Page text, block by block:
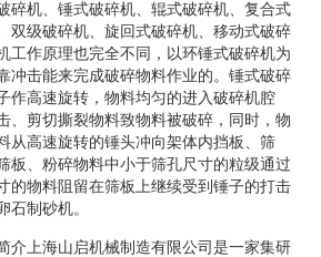
碎机、锤式破碎机、辊式破碎机、复合式
双级破碎机、旋回式破碎机、移动式破碎
工作原理也完全不同，以环锤式破碎机为
冲击能来完成破碎物料作业的。锤式破碎
作高速旋转，物料均匀的进入破碎机腔
、剪切撕裂物料致物料被破碎，同时，物
从高速旋转的锤头冲向架体内挡板、筛
板、粉碎物料中小于筛孔尺寸的粒级通过
的物料阻留在筛板上继续受到锤子的打击
石制砂机。
介上海山启机械制造有限公司是一家集研